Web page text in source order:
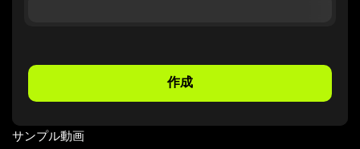
作成
サンプル動画